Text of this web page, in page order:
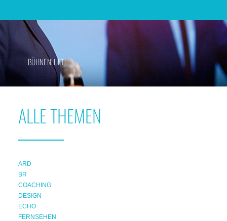
BÜHNENLUFT!
ALLE THEMEN
ARD
BR
COACHING
DESIGN
ECHO
FERNSEHEN